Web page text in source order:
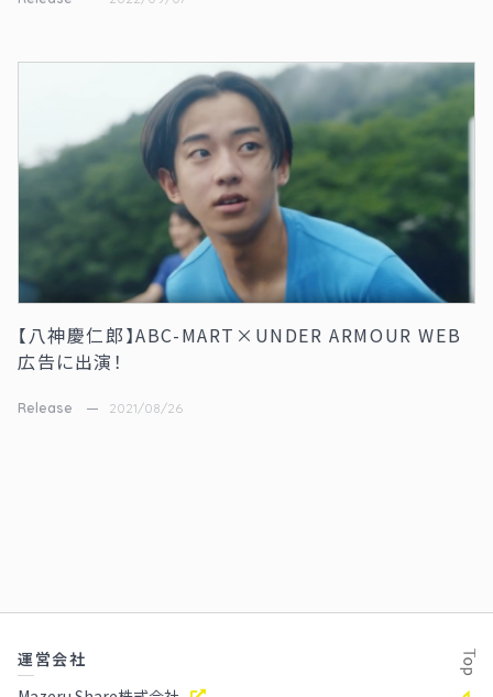
【八神慶仁郎】ABC-MART×UNDER ARMOUR WEB
広告に出演！
Release 2021/08/26
運営会社